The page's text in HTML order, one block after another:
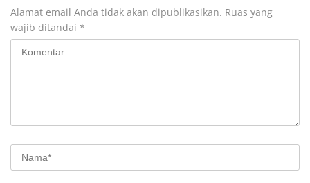
Alamat email Anda tidak akan dipublikasikan. Ruas yang
wajib ditandai *